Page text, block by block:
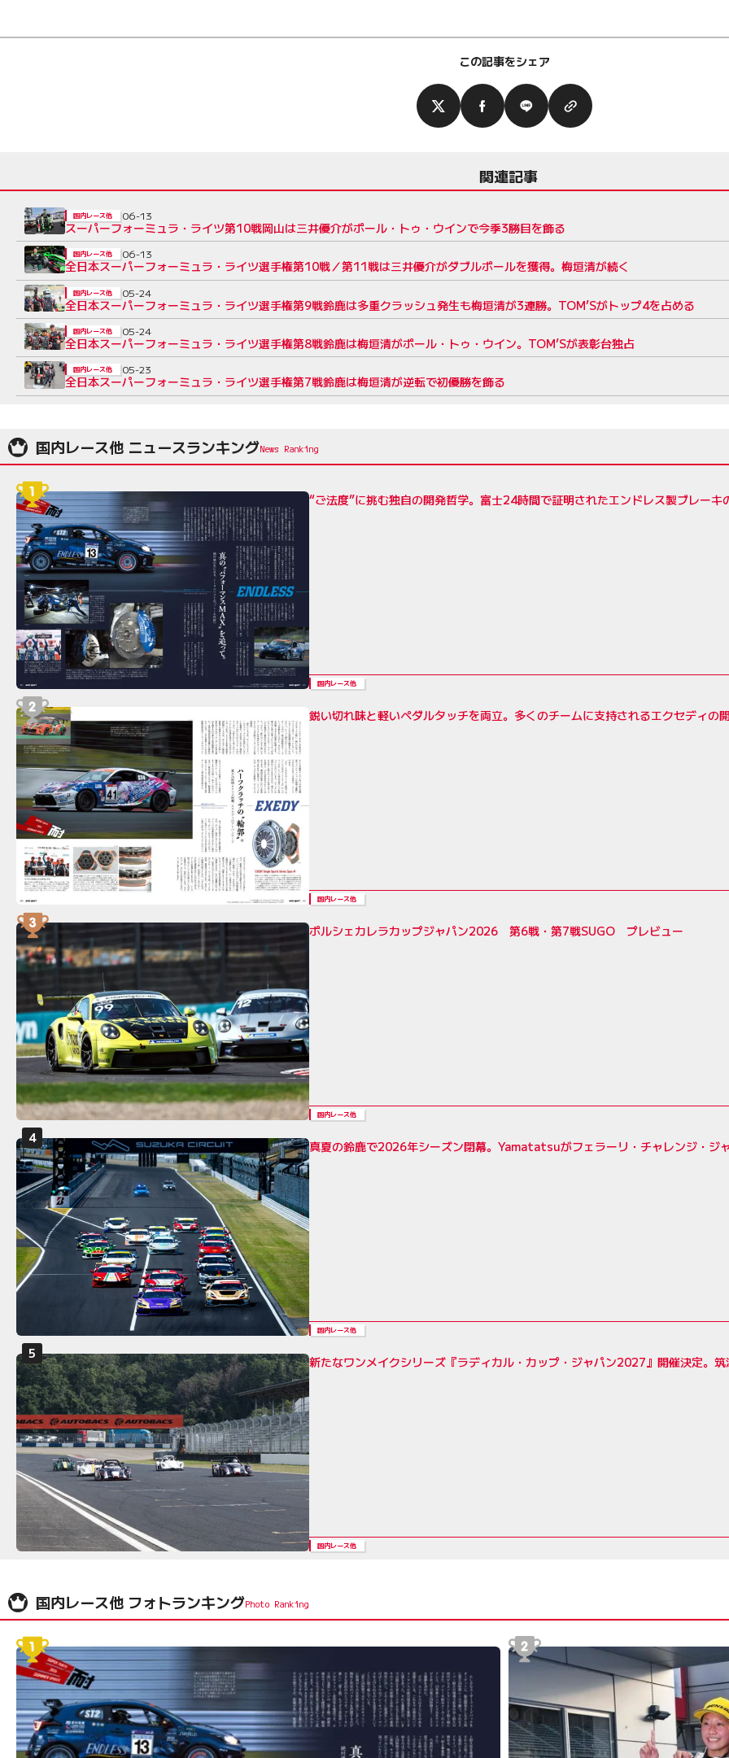
この記事をシェア
関連記事
スーパーフォーミュラ・ライツ第10戦岡山は三井優介がポール・トゥ・ウインで今季3勝目を飾る
国内レース他 06-13
全日本スーパーフォーミュラ・ライツ選手権第10戦／第11戦は三井優介がダブルポールを獲得。梅垣清が続く
国内レース他 06-13
全日本スーパーフォーミュラ・ライツ選手権第9戦鈴鹿は多重クラッシュ発生も梅垣清が3連勝。TOM’Sがトップ4を占める
国内レース他 05-24
全日本スーパーフォーミュラ・ライツ選手権第8戦鈴鹿は梅垣清がポール・トゥ・ウイン。TOM’Sが表彰台独占
国内レース他 05-24
全日本スーパーフォーミュラ・ライツ選手権第7戦鈴鹿は梅垣清が逆転で初優勝を飾る
国内レース他 05-23
国内レース他 ニュースランキング
“ご法度”に挑む独自の開発哲学。富士24時間で証明されたエンドレス製ブレーキ
国内レース他
鋭い切れ味と軽いペダルタッチを両立。多くのチームに支持されるエクセディの
国内レース他
ポルシェカレラカップジャパン2026 第6戦・第7戦SUGO プレビュー
国内レース他
真夏の鈴鹿で2026年シーズン閉幕。Yamatatsuがフェラーリ・チャレンジ・ジ
国内レース他
新たなワンメイクシリーズ『ラディカル・カップ・ジャパン2027』開催決定。
国内レース他
国内レース他 フォトランキング